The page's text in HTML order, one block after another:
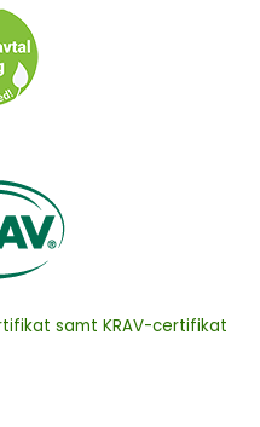
samt KRAV-certifikat